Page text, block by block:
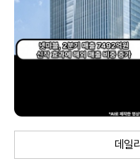
데일